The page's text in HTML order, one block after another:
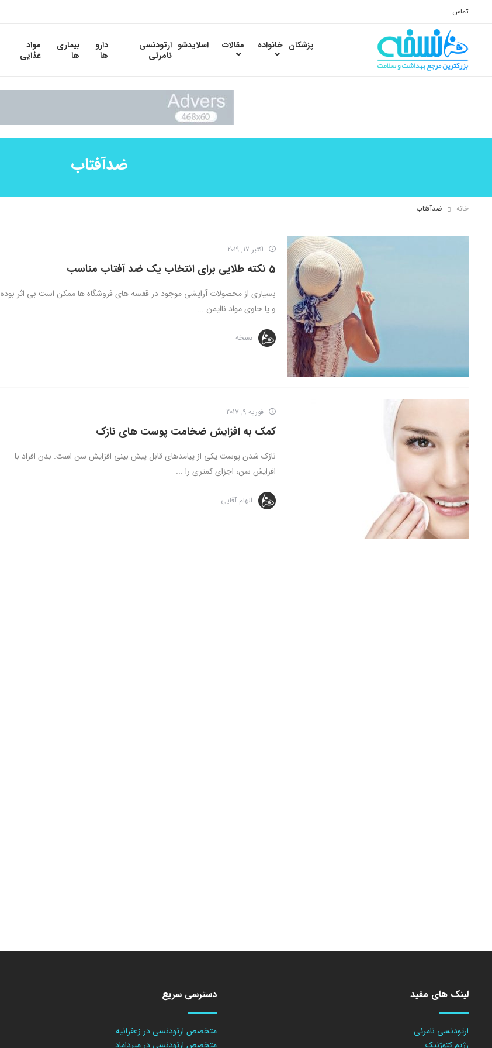
تماس
پزشکان خانواده مقالات اسلایدشو ارتودنسی
نامرئی
دارو
ها
بیماری
ها
مواد
غذایی
ضدآفتاب
خانه ضدآفتاب
اکتبر 17, 2019
5 نکته طلایی برای انتخاب یک ضد آفتاب مناسب
بسیاری از محصولات آرایشی موجود در قفسه های فروشگاه ها ممکن است بی اثر بوده
و یا حاوی مواد ناایمن ...
نسخه
فوریه 9, 2017
کمک به افزایش ضخامت پوست های نازک
نازک شدن پوست یکی از پیامدهای قابل پیش بینی افزایش سن است. بدن افراد با
افزایش سن، اجزای کمتری را ...
الهام آقایی
لینک های مفید
ارتودنسی نامرئی
رژیم کتوژنیک
دسترسی سریع
متخصص ارتودنسی در زعفرانیه
متخصص ارتودنسی در میرداماد